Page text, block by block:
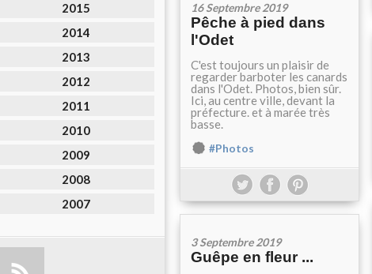
2015
2014
2013
2012
2011
2010
2009
2008
2007
16 Septembre 2019
Pêche à pied dans
l'Odet
C'est toujours un plaisir de
regarder barboter les canards
dans l'Odet. Photos, bien sûr.
Ici, au centre ville, devant la
préfecture. et à marée très
basse.
#Photos
3 Septembre 2019
Guêpe en fleur ...